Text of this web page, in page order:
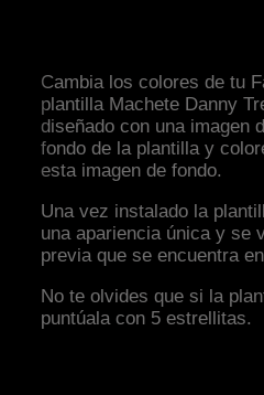
Cambia los colores de tu
plantilla Machete Danny
diseñado con una imagen
fondo de la plantilla y
esta imagen de fondo.
Una vez instalado la
una apariencia única y se
previa que se encuentra
No te olvides que si la
puntúala con 5 estrellitas.